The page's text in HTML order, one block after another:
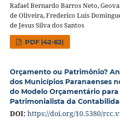
Rafael Bernardo Barros Neto,
de Oliveira, Frederico Luis
de Jesus Silva dos Santos
PDF |42-62|
Orçamento ou Patrimônio?
dos Municípios Paranaenses
do Modelo Orçamentário para
Patrimonialista da
DOI: https://doi.org/10.5380/